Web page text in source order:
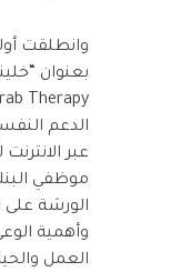
وانطلقت
بعنوان
الدعم
عبر
موظفي
الورشة
وأهمية
العمل